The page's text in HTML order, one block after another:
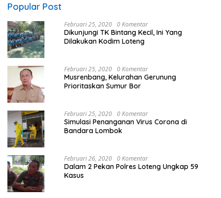
Popular Post
Februari 25, 2020 0 Komentar
Dikunjungi TK Bintang Kecil, Ini Yang
Dilakukan Kodim Loteng
Februari 25, 2020 0 Komentar
Musrenbang, Kelurahan Gerunung
Prioritaskan Sumur Bor
Februari 25, 2020 0 Komentar
Simulasi Penanganan Virus Corona di
Bandara Lombok
Februari 26, 2020 0 Komentar
Dalam 2 Pekan Polres Loteng Ungkap 59
Kasus